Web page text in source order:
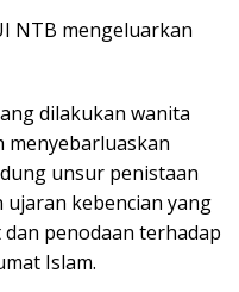
NTB mengeluarkan
dilakukan wanita
menyebarluaskan
unsur penistaan
ujaran kebencian yang
penodaan terhadap
Islam.